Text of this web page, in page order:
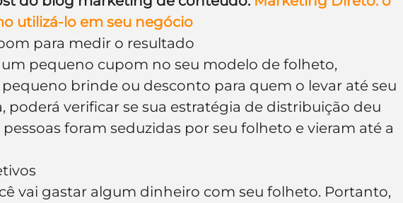
utilizá-lo em seu negócio
para medir o resultado
um pequeno cupom no seu modelo de folheto,
brinde ou desconto para quem o levar até seu
poderá verificar se sua estratégia de distribuição deu
foram seduzidas por seu folheto e vieram até a
vai gastar algum dinheiro com seu folheto. Portanto,